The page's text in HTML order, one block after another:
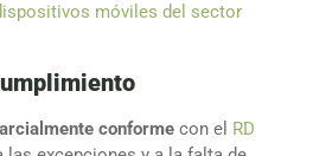
móviles del sector
conforme con el RD